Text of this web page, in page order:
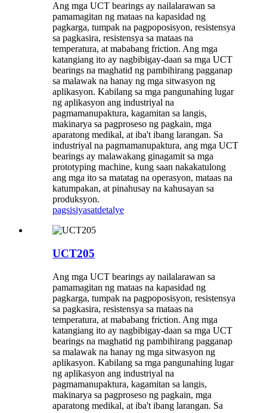
Ang mga UCT bearings ay nailalarawan sa
pamamagitan ng mataas na kapasidad ng
pagkarga, tumpak na pagpoposisyon, resistensya
sa pagkasira, resistensya sa mataas na
temperatura, at mababang friction. Ang mga
katangiang ito ay nagbibigay-daan sa mga UCT
bearings na maghatid ng pambihirang pagganap
sa malawak na hanay ng mga sitwasyon ng
aplikasyon. Kabilang sa mga pangunahing lugar
ng aplikasyon ang industriyal na
pagmamanupaktura, kagamitan sa langis,
makinarya sa pagproseso ng pagkain, mga
aparatong medikal, at iba't ibang larangan. Sa
industriyal na pagmamanupaktura, ang mga UCT
bearings ay malawakang ginagamit sa mga
prototyping machine, kung saan nakakatulong
ang mga ito sa matatag na operasyon, mataas na
katumpakan, at pinahusay na kahusayan sa
produksyon.
pagsisiyasatdetalye
UCT205
Ang mga UCT bearings ay nailalarawan sa
pamamagitan ng mataas na kapasidad ng
pagkarga, tumpak na pagpoposisyon, resistensya
sa pagkasira, resistensya sa mataas na
temperatura, at mababang friction. Ang mga
katangiang ito ay nagbibigay-daan sa mga UCT
bearings na maghatid ng pambihirang pagganap
sa malawak na hanay ng mga sitwasyon ng
aplikasyon. Kabilang sa mga pangunahing lugar
ng aplikasyon ang industriyal na
pagmamanupaktura, kagamitan sa langis,
makinarya sa pagproseso ng pagkain, mga
aparatong medikal, at iba't ibang larangan. Sa